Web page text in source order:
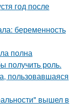
год после
беременность
полна
получить роль.
пользовавшаяся
вышел в